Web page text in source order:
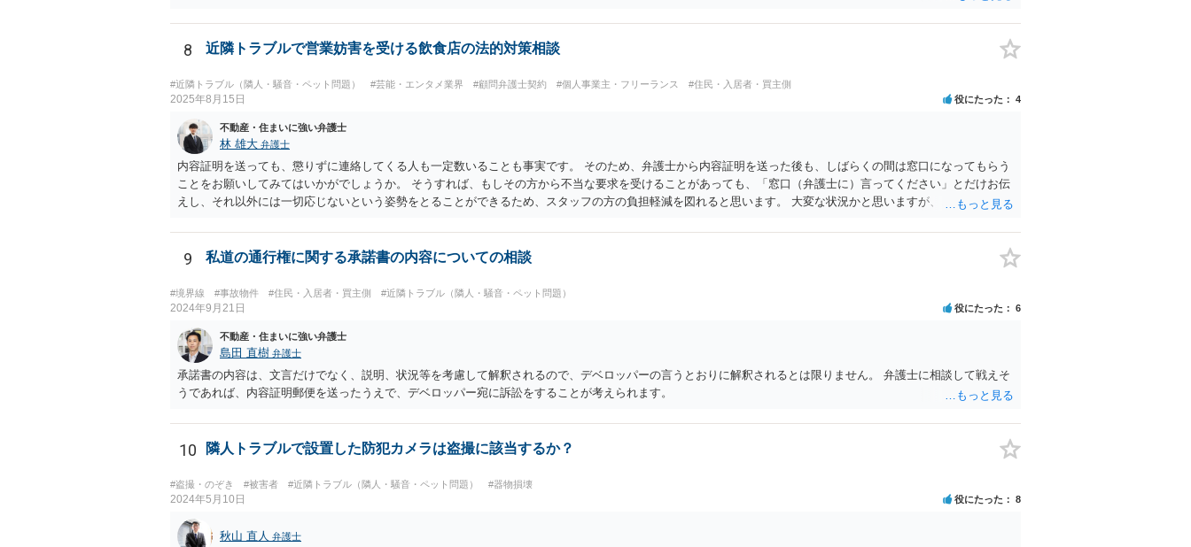
8 近隣トラブルで営業妨害を受ける飲食店の法的対策相談
#近隣トラブル（隣人・騒音・ペット問題） #芸能・エンタメ業界 #顧問弁護士契約 #個人事業主・フリーランス #住民・入居者・買主側
2025年8月15日 役にたった 4
不動産・住まいに強い弁護士
林 雄大 弁護士
内容証明を送っても、懲りずに連絡してくる人も一定数いることも事実です。 そのため、弁護士から内容証明を送った後も、しばらくの間は窓口になってもらう
ことをお願いしてみてはいかがでしょうか。 そうすれば、もしその方から不当な要求を受けることがあっても、「窓口（弁護士に）言ってください」とだけお伝
えし、それ以外には一切応じないという姿勢をとることができるため、スタッフの方の負担軽減を図れると思います。 大変な状況かと思いますが、ご参考になり
9 私道の通行権に関する承諾書の内容についての相談
#境界線 #事故物件 #住民・入居者・買主側 #近隣トラブル（隣人・騒音・ペット問題）
2024年9月21日 役にたった 6
不動産・住まいに強い弁護士
島田 直樹 弁護士
承諾書の内容は、文言だけでなく、説明、状況等を考慮して解釈されるので、デベロッパーの言うとおりに解釈されるとは限りません。 弁護士に相談して戦えそ
うであれば、内容証明郵便を送ったうえで、デベロッパー宛に訴訟をすることが考えられます。
10 隣人トラブルで設置した防犯カメラは盗撮に該当するか？
#盗撮・のぞき #被害者 #近隣トラブル（隣人・騒音・ペット問題） #器物損壊
2024年5月10日 役にたった 8
秋山 直人 弁護士